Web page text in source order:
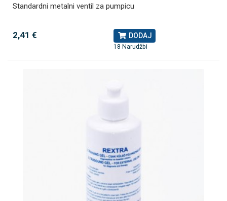
Standardni metalni ventil za pumpicu
2,41 € DODAJ
18 Narudžbi